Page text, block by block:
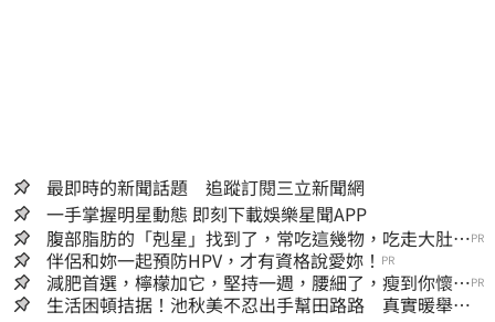
最即時的新聞話題 追蹤訂閱三立新聞網
一手掌握明星動態 即刻下載娛樂星聞APP
腹部脂肪的「剋星」找到了，常吃這幾物，吃走大肚
囊，瘦出小蠻腰
PR
伴侶和妳一起預防HPV，才有資格說愛妳！ PR
減肥首選，檸檬加它，堅持一週，腰細了，瘦到你懷疑
人生
PR
生活困頓拮据！池秋美不忍出手幫田路路 真實暖舉曝